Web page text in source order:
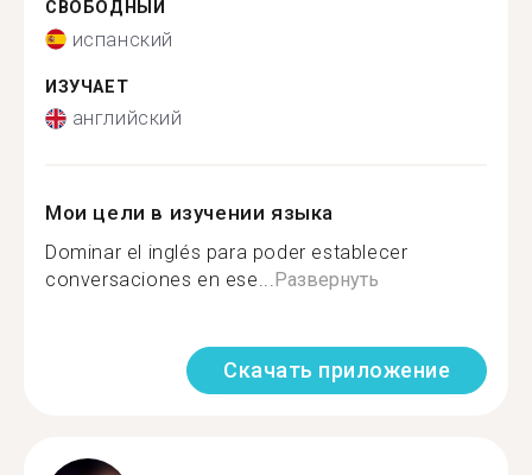
СВОБОДНЫЙ
испанский
ИЗУЧАЕТ
английский
Мои цели в изучении языка
Dominar el inglés para poder establecer
conversaciones en ese...Развернуть
Скачать приложение